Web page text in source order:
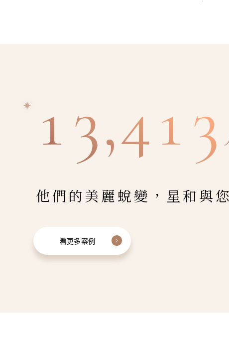
13,413
他們的美麗蛻變，星和與
看更多案例